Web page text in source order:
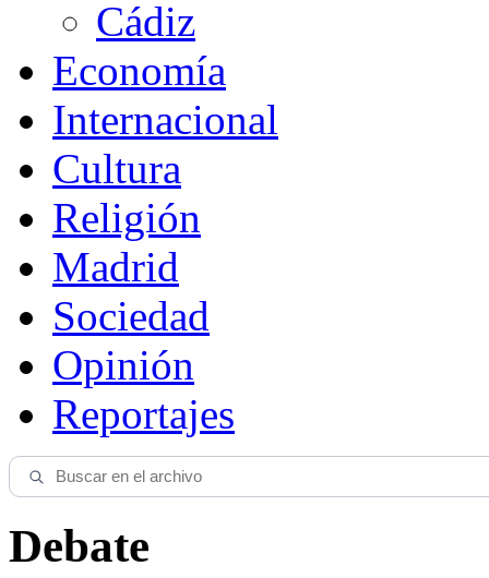
Cádiz
Economía
Internacional
Cultura
Religión
Madrid
Sociedad
Opinión
Reportajes
Debate